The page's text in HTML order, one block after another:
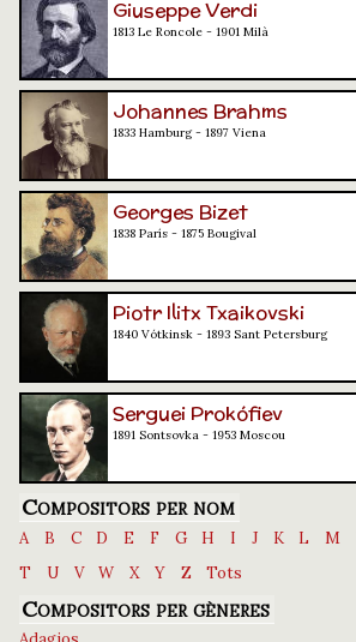
Giuseppe Verdi
1813 Le Roncole - 1901 Milà
Johannes Brahms
1833 Hamburg - 1897 Viena
Georges Bizet
1838 París - 1875 Bougival
Piotr Ilitx Txaikovski
1840 Vótkinsk - 1893 Sant Petersburg
Serguei Prokófiev
1891 Sontsovka - 1953 Moscou
Compositors per nom
A B C D E F G H I J K L M
T
U V W X Y Z Tots
Compositors per gèneres